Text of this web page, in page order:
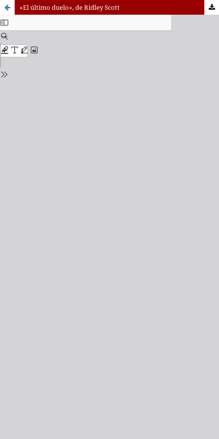
«El último duelo», de Ridley Scott